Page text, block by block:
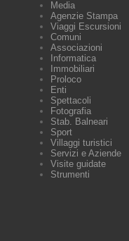
Media
Agenzie Stampa
Viaggi Escursioni
Comuni
Associazioni
Informatica
Immobiliari
Proloco
Enti
Spettacoli
Fotografia
Stab. Balneari
Sport
Villaggi turistici
Servizi e Aziende
Visite guidate
Strumenti